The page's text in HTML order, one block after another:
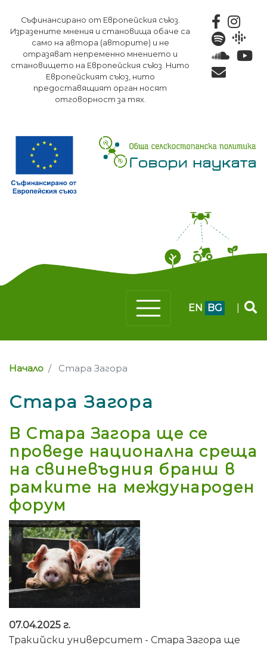
към
основното
съдържание
Съфинансирано от Европейския съюз.
Изразените мнения и становища обаче са
само на автора (авторите) и не
отразяват непременно мнението и
становището на Европейския съюз. Нито
Европейският съюз, нито
предоставящият орган носят
отговорност за тях.
EN BG
Начало Стара Загора
Стара Загора
В Стара Загора ще се
проведе национална среща
на свиневъдния бранш в
рамките на международен
форум
07.04.2025 г.
Тракийски университет - Стара Загора ще